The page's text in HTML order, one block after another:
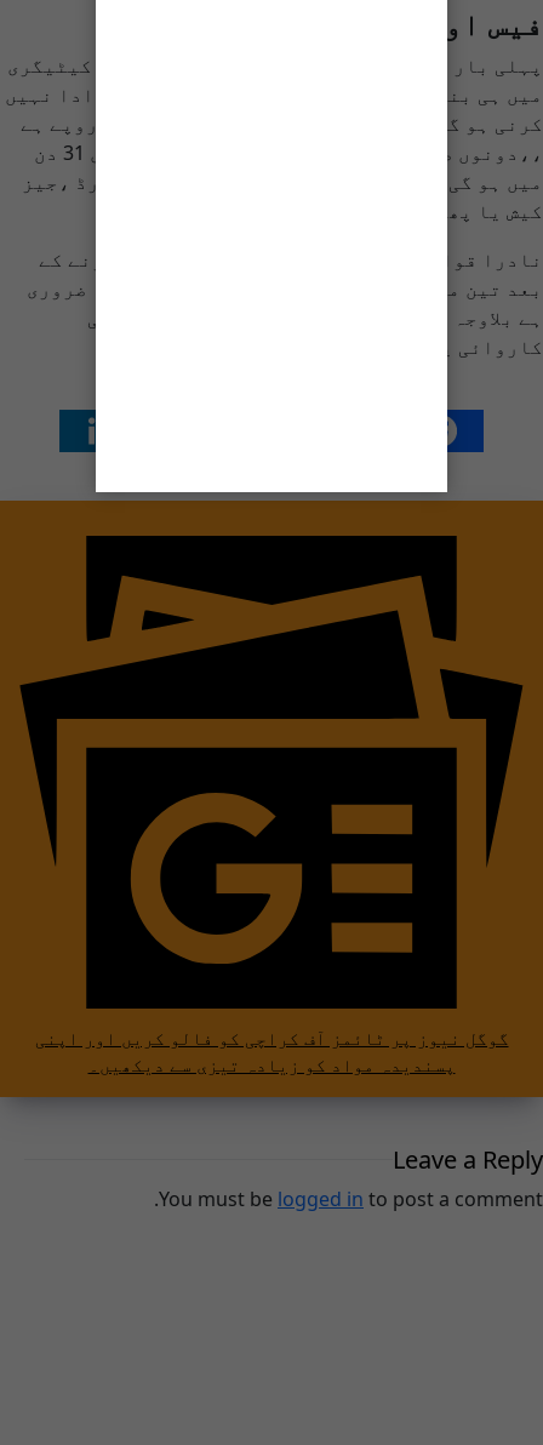
فیس اور ڈیلیوری
پہلی بار بنایا جانے والا شناختی کارڈ نارمل کیٹیگری
میں ہی بنے گا بغیرچپ والے کارڈ کی کوئی فیس ادا نہیں
کرنی ہو گی جبکہ اسمارٹ کارڈ کے لئے فیس 750 روپے ہے
،،دونوں صورتوں میں شناختی کارڈ کی ڈیلیوری 31 دن
میں ہو گی۔ آپ رقم کی ادائیگی نقد، کریڈٹ کارڈ ،جیز
کیش یا پھر ایزی پیسہ کے زریعہ کر سکتے ہیں۔
نادرا قوانین کے مطابق اٹھارہ برس کی عمر ہونے کے
بعد تین ماہ کے اندر قومی شناختی کارڈ بنانا ضروری
ہے بلاوجہ تاخیر کی صورت میں آپ کے خلاف قانونی
کاروائی یا جرمانہ بھی ہو سکتا ہے
گوگل نیوز پر ٹائمز آف کراچی کو فالو کریں اور اپنی
پسندیدہ مواد کو زیادہ تیزی سے دیکھیں۔
Leave a Reply
You must be logged in to post a comment.